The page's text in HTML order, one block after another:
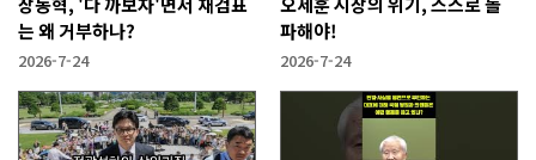
는 왜 거부하나?
2026-7-24
파해야!
2026-7-24